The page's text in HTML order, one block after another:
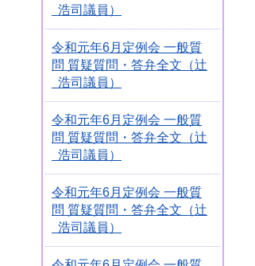
浩司議員）
令和元年6月定例会 一般質
問 質疑質問・答弁全文（辻
浩司議員）
令和元年6月定例会 一般質
問 質疑質問・答弁全文（辻
浩司議員）
令和元年6月定例会 一般質
問 質疑質問・答弁全文（辻
浩司議員）